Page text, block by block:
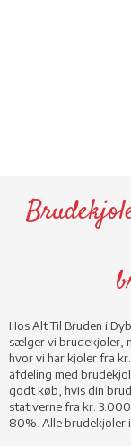
Hos Alt Til Bruden i
sælger vi brudekjoler,
hvor vi har kjoler fra
afdeling med
godt køb, hvis din
stativerne fra kr.
80%. Alle brudekjoler